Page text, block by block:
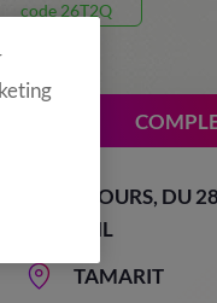
code 26T2Q
8 JOURS, DU
JUIL
TAMARIT